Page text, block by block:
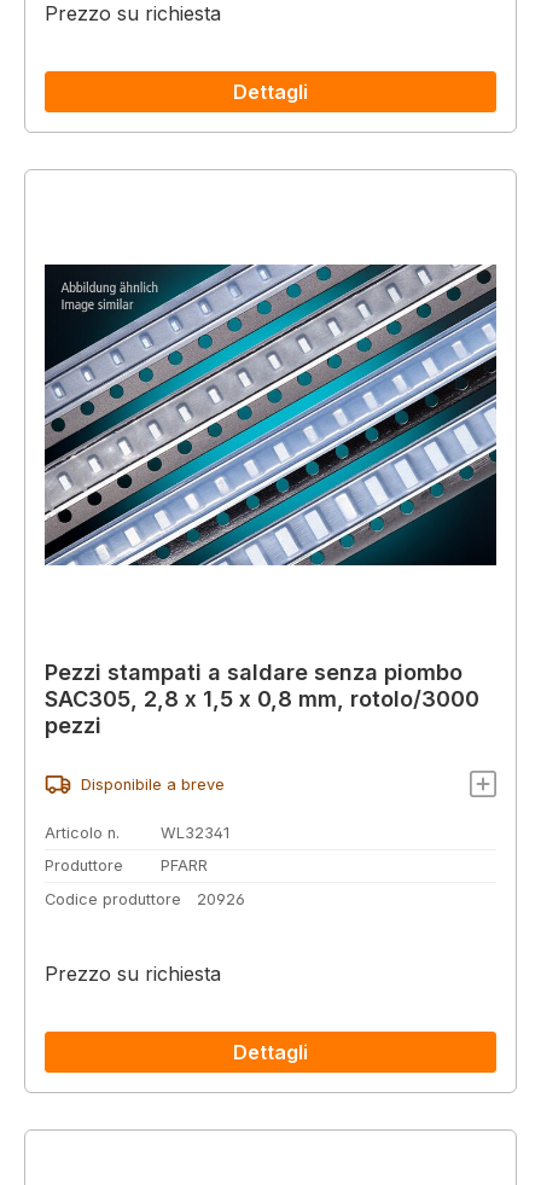
Prezzo su richiesta
Dettagli
Pezzi stampati a saldare senza piombo
SAC305, 2,8 x 1,5 x 0,8 mm, rotolo/3000
pezzi
Disponibile a breve
Articolo n.
WL32341
Produttore
PFARR
Codice produttore
20926
Prezzo su richiesta
Dettagli